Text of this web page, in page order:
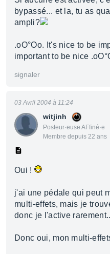
bypassé... et la, tu as
ampli?
.oO°Oo. It's nice to be
important to be nice
signaler
witjinh
Posteur·euse AFfiné·e
Membre depuis 22 ans
03 Avril 2004 à 11:24
Oui !
j'ai une pédale qui peut
multi-effets, mais je
donc je l'active
Donc oui, mon multi-